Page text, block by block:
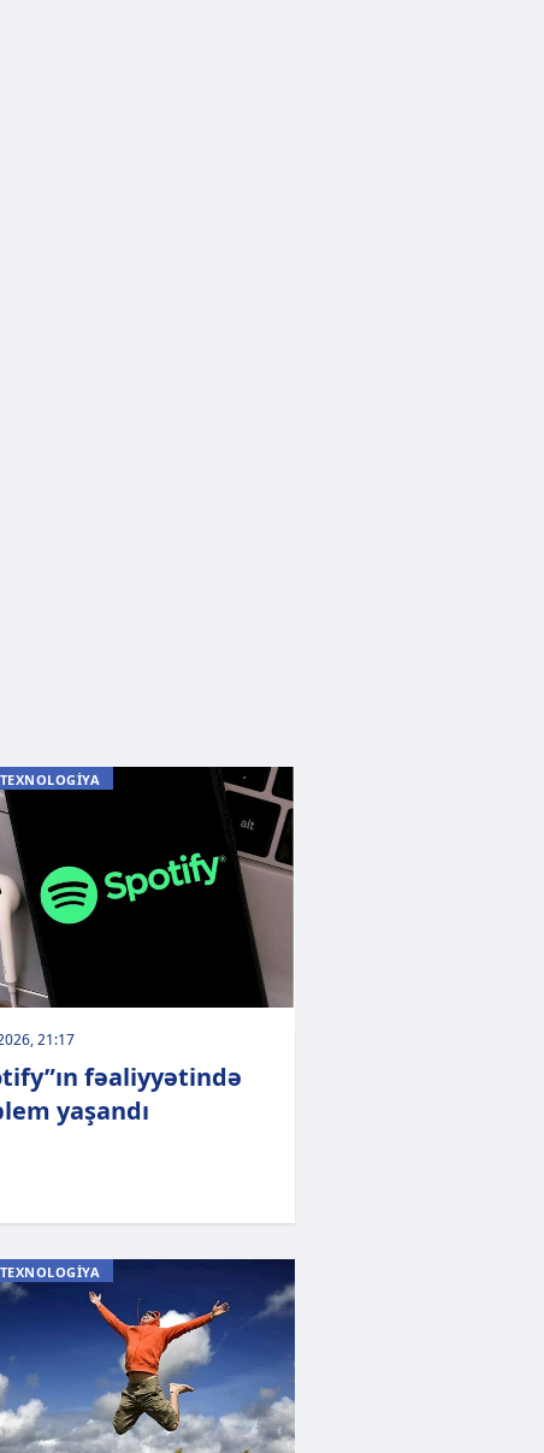
21:17
fəaliyyətində
yaşandı